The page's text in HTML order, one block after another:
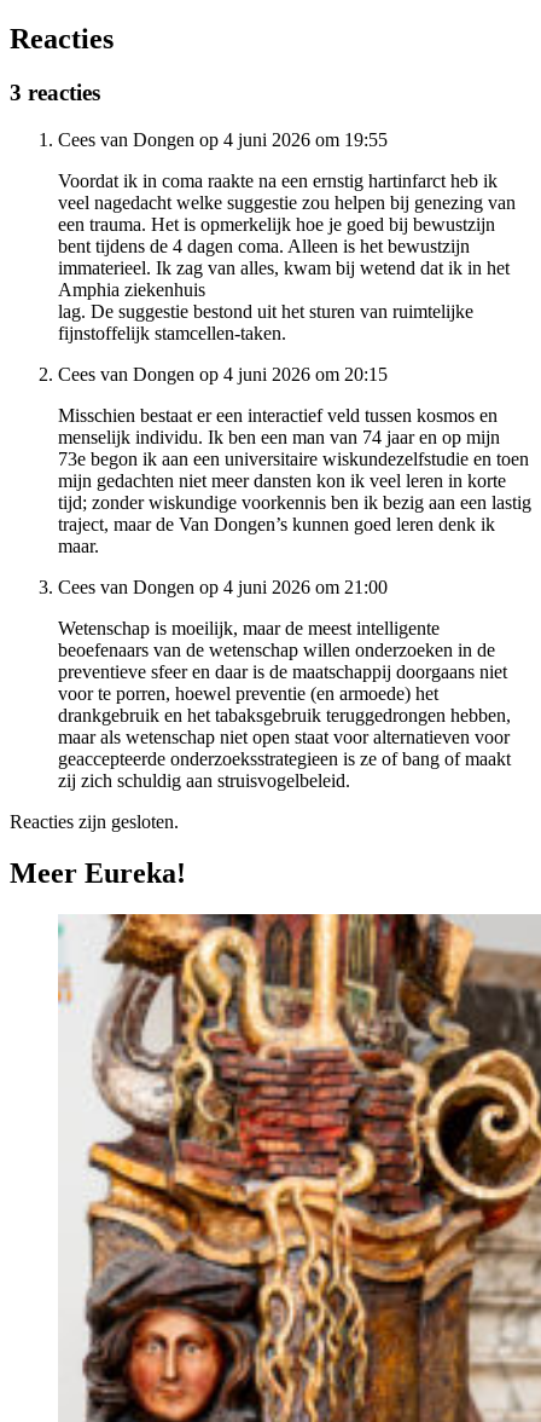
Reacties
3 reacties
Cees van Dongen op 4 juni 2026 om 19:55
Voordat ik in coma raakte na een ernstig hartinfarct heb ik
veel nagedacht welke suggestie zou helpen bij genezing van
een trauma. Het is opmerkelijk hoe je goed bij bewustzijn
bent tijdens de 4 dagen coma. Alleen is het bewustzijn
immaterieel. Ik zag van alles, kwam bij wetend dat ik in het
Amphia ziekenhuis
lag. De suggestie bestond uit het sturen van ruimtelijke
fijnstoffelijk stamcellen-taken.
Cees van Dongen op 4 juni 2026 om 20:15
Misschien bestaat er een interactief veld tussen kosmos en
menselijk individu. Ik ben een man van 74 jaar en op mijn
73e begon ik aan een universitaire wiskundezelfstudie en toen
mijn gedachten niet meer dansten kon ik veel leren in korte
tijd; zonder wiskundige voorkennis ben ik bezig aan een lastig
traject, maar de Van Dongen’s kunnen goed leren denk ik
maar.
Cees van Dongen op 4 juni 2026 om 21:00
Wetenschap is moeilijk, maar de meest intelligente
beoefenaars van de wetenschap willen onderzoeken in de
preventieve sfeer en daar is de maatschappij doorgaans niet
voor te porren, hoewel preventie (en armoede) het
drankgebruik en het tabaksgebruik teruggedrongen hebben,
maar als wetenschap niet open staat voor alternatieven voor
geaccepteerde onderzoeksstrategieen is ze of bang of maakt
zij zich schuldig aan struisvogelbeleid.
Reacties zijn gesloten.
Meer Eureka!